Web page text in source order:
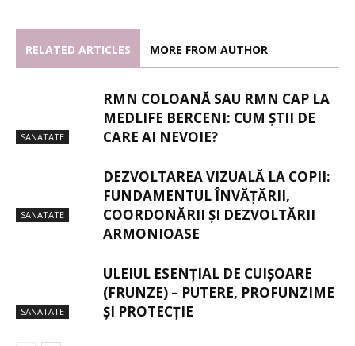
RELATED ARTICLES MORE FROM AUTHOR
SANATATE
RMN COLOANĂ SAU RMN CAP LA
MEDLIFE BERCENI: CUM ȘTII DE
CARE AI NEVOIE?
SANATATE
DEZVOLTAREA VIZUALĂ LA COPII:
FUNDAMENTUL ÎNVĂȚĂRII,
COORDONĂRII ȘI DEZVOLTĂRII
ARMONIOASE
SANATATE
ULEIUL ESENȚIAL DE CUIȘOARE
(FRUNZE) – PUTERE, PROFUNZIME
ȘI PROTECȚIE